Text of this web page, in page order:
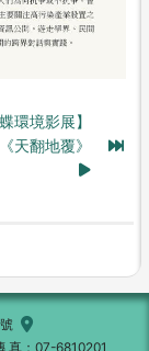
環境影展】
天翻地覆》
真 07-6810201